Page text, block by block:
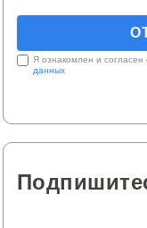
Я ознакомлен и согласен
данных